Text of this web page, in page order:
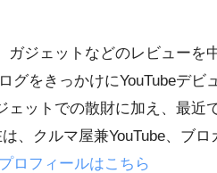
ガジェットなどのレビューを
グをきっかけにYouTubeデビ
ェットでの散財に加え、最近
クルマ屋兼YouTube、ブロ
ロフィールはこちら